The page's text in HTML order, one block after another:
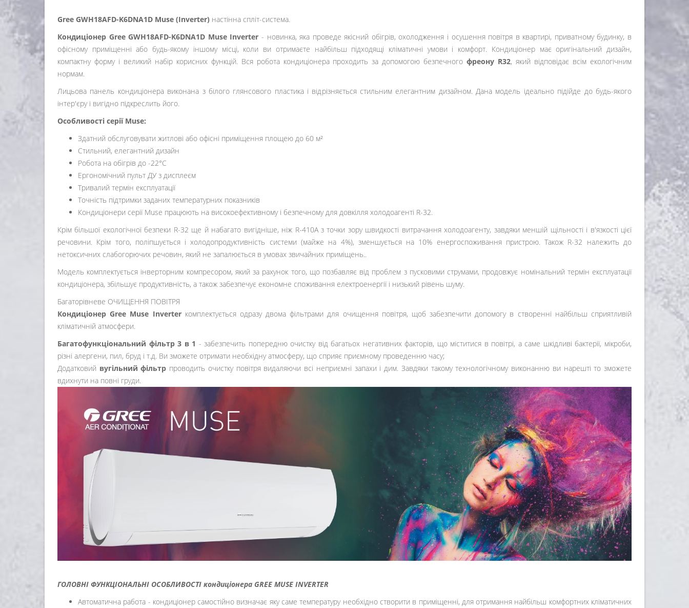
Gree GWH18AFD-K6DNA1D Muse (Inverter) ​​ настінна спліт-система.
Кондиціонер Gree GWH18AFD-K6DNA1D Muse Inverter - новинка, яка проведе якісний обігрів, охолодження і осушення повітря в квартирі, приватному будинку, в
офісному приміщенні або будь-якому іншому місці, коли ви отримаєте найбільш підходящі кліматичні умови і комфорт. Кондиціонер має оригінальний дизайн,
компактну форму і великий набір корисних функцій. Вся робота кондиціонера проходить за допомогою безпечногофреону R32, який відповідає всім екологічним
нормам.
Лицьова панель кондиціонера виконана з білого глянсового пластика і відрізняється стильним елегантним дизайном. Дана модель ідеально підійде до будь-якого
інтер'єру і вигідно підкреслить його.
Особливості серії Muse:
Здатний обслуговувати житлові або офісні приміщення площею до 60 м²
Стильний, елегантний дизайн
Робота на обігрів до -22°С
Ергономічний пульт ДУ з дисплеєм
Тривалий термін експлуатації
Точність підтримки заданих температурних показників
Кондиціонери серії Muse працюють на високоефективному і безпечному для довкілля холодоагенті R-32.
Крім більшої екологічної безпеки R-32 ще й набагато вигідніше, ніж R-410A з точки зору швидкості витрачання холодоагенту, завдяки меншій щільності і в'язкості цієї
речовини. Крім того, поліпшується і холодопродуктивність системи (майже на 4%), зменшується на 10% енергоспоживання пристрою. Також R-32 належить до
нетоксичних слабогорючих речовин, який не запалюється в умовах звичайних приміщень..
Модель комплектується інверторним компресором, який за рахунок того, що позбавляє від проблем з пусковими струмами, продовжує номінальний термін експлуатації
кондиціонера, збільшує продуктивність, а також забезпечує економне споживання електроенергії і низький рівень шуму.
Багаторівневе ОЧИЩЕННЯ ПОВІТРЯ
Кондиціонер Gree Muse Inverter комплектується одразу двома фільтрами для очищення повітря, щоб забезпечити допомогу в створенні найбільш сприятливій
кліматичній атмосфери.
Багатофункціональний фільтр 3 в 1 - забезпечить попередню очистку від багатьох негативних факторів, що міститися в повітрі, а саме шкідливі бактерії, мікроби,
різні алергени, пил, бруд і т.д. Ви зможете отримати необхідну атмосферу, що сприяє приємному проведенню часу;
Додатковий вугільний фільтр проводить очистку повітря видаляючи всі неприємні запахи і дим. Завдяки такому технологічному виконанню ви нарешті то зможете
вдихнути на повні груди.
ГОЛОВНІ ФУНКЦІОНАЛЬНІ ОСОБЛИВОСТІ кондиціонера GREE MUSE INVERTER
Автоматична работа - кондиціонер самостійно визначає яку саме температуру необхідно створити в приміщенні, для отримання найбільш комфортних кліматичних